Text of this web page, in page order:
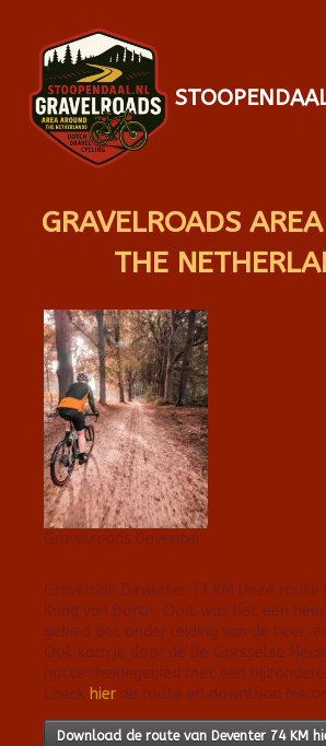
GRAVELROADS
THE
Gravelroads Deventer
Gravelride Deventer 73 KM Deze
Kring van Dorth, Ooit was het een
gebied dat onder leiding van de heer,
Ook kom je door de De Gorsselse
natte-heidegebied met een
Check hier de route en download
Download de route van Deventer 74 KM